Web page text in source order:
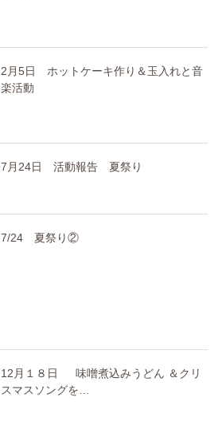
2月5日 ホットケーキ作り＆玉入れと音
楽活動
7月24日 活動報告 夏祭り
7/24 夏祭り②
12月１８日 味噌煮込みうどん ＆クリ
スマスソングを…